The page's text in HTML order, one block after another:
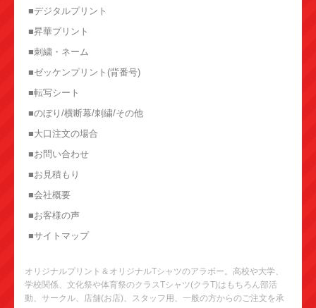
■デジタルプリント
■昇華プリント
■刺繍・ネーム
■ゼッケンプリント(背番号)
■転写シート
■のぼり/横断幕/刺繍/その他
■大口注文の場合
■お問い合わせ
■お見積もり
■会社概要
■お客様の声
■サイトマップ
オリジナルプリント＆オリジナルTシャツのアラボー。高校や大学、
学校関係、文化祭や体育祭のクラスTシャツ(クラT)はもちろん部活
動、サークル、店舗(お店)、スタッフ用、一般の方からのご注文を承